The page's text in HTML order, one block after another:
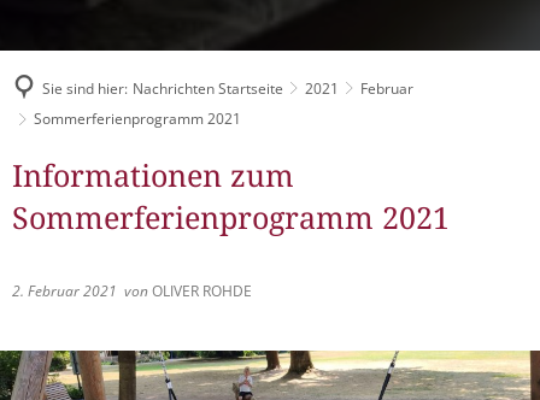
Konzertsaal LMAH
Schlitzer Geschichten
Sie sind hier: Nachrichten Startseite 2021
Februar
Sommerferienprogramm 2021
Informationen zum
Sommerferienprogramm 2021
2. Februar 2021 vonOLIVER ROHDE